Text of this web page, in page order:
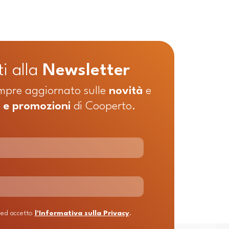
alla Newsletter
aggiornato sulle novità e
e promozioni di Cooperto.
accetto l'Informativa sulla Privacy.